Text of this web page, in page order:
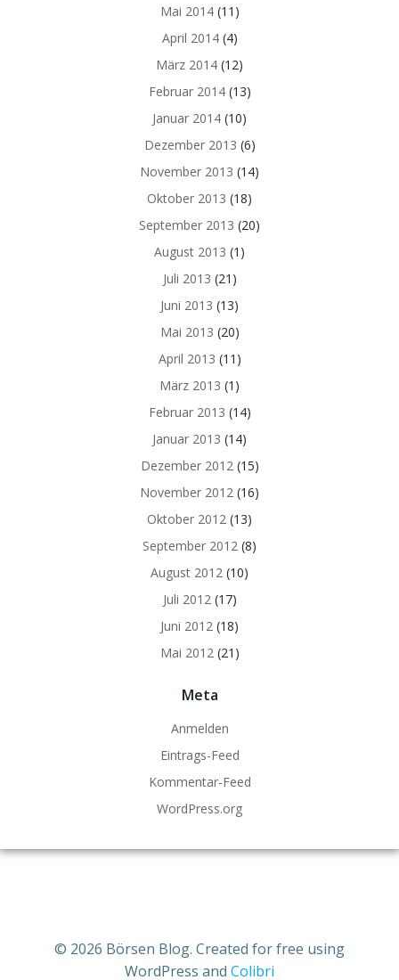
Mai 2014(11)
April 2014(4)
März 2014 (12)
Februar 2014(13)
Januar 2014 (10)
Dezember 2013 (6)
November 2013 (14)
Oktober 2013 (18)
September 2013 (20)
August 2013 (1)
Juli 2013 (21)
Juni 2013 (13)
Mai 2013 (20)
April 2013 (11)
März 2013 (1)
Februar 2013 (14)
Januar 2013 (14)
Dezember 2012(15)
November 2012 (16)
Oktober 2012 (13)
September 2012 (8)
August 2012 (10)
Juli 2012(17)
Juni 2012 (18)
Mai 2012(21)
Meta
Anmelden
Eintrags-Feed
Kommentar-Feed
WordPress.org
© 2026 Börsen Blog. Created for free using
WordPress and Colibri